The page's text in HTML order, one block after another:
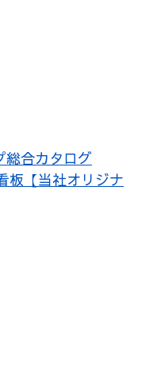
総合カタログ
板【当社オリジナ